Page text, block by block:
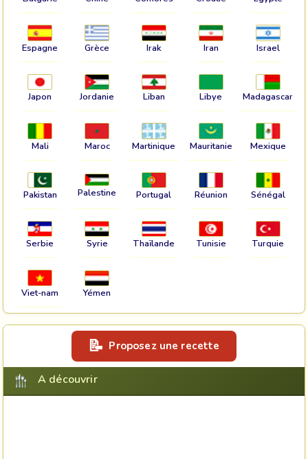
Espagne Grèce Irak Iran Israel
Japon Jordanie Liban Libye Madagascar
Mali Maroc Martinique Mauritanie Mexique
Pakistan Palestine Portugal Réunion Sénégal
Serbie Syrie Thaïlande Tunisie Turquie
Viet-nam Yémen
Proposez une recette
A découvrir